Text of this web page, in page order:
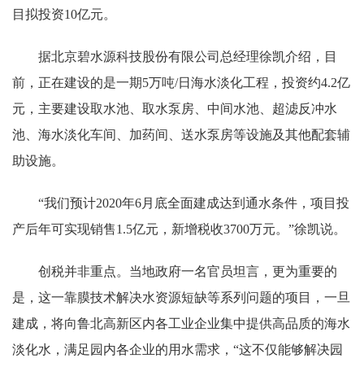
目拟投资10亿元。
据北京碧水源科技股份有限公司总经理徐凯介绍，目
前，正在建设的是一期5万吨/日海水淡化工程，投资约4.2亿
元，主要建设取水池、取水泵房、中间水池、超滤反冲水
池、海水淡化车间、加药间、送水泵房等设施及其他配套辅
助设施。
“我们预计2020年6月底全面建成达到通水条件，项目投
产后年可实现销售1.5亿元，新增税收3700万元。”徐凯说。
创税并非重点。当地政府一名官员坦言，更为重要的
是，这一靠膜技术解决水资源短缺等系列问题的项目，一旦
建成，将向鲁北高新区内各工业企业集中提供高品质的海水
淡化水，满足园内各企业的用水需求，“这不仅能够解决园